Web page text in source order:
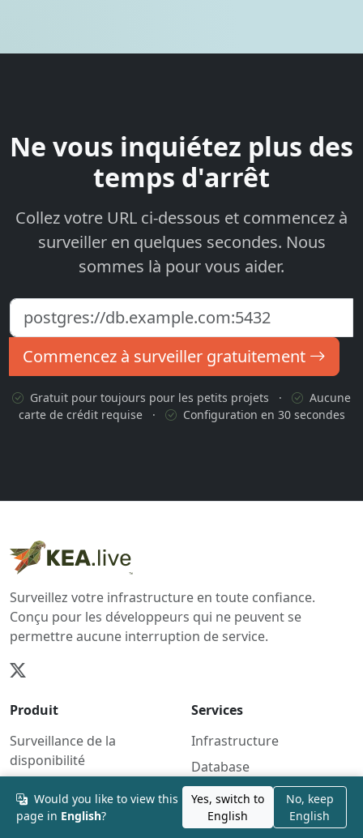
Ne vous inquiétez plus des
temps d'arrêt
Collez votre URL ci-dessous et commencez à
surveiller en quelques secondes. Nous
sommes là pour vous aider.
Commencez à surveiller gratuitement
Gratuit pour toujours pour les petits projets ·
Aucune
carte de crédit requise
· Configuration en 30 secondes
Surveillez votre infrastructure en toute confiance.
Conçu pour les développeurs qui ne peuvent se
permettre aucune interruption de service.
Produit
Surveillance de la
disponibilité
Tâches Cron
bientôt
Services
Infrastructure
Database
Security
Monitoring
Would you like to view this
page in English?
Yes, switch to
English
No, keep
English